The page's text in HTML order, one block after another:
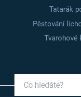
Tatarák
Pěstování
Tvarohové